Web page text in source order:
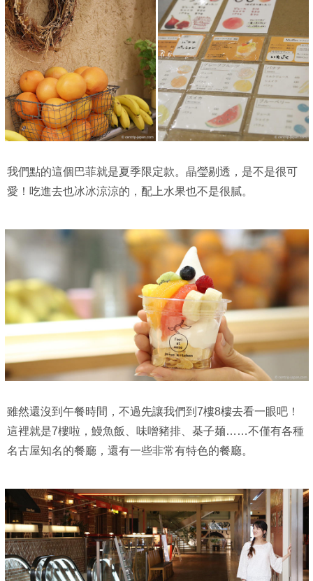
我們點的這個巴菲就是夏季限定款。晶瑩剔透，是不是很可
愛！吃進去也冰冰涼涼的，配上水果也不是很膩。
雖然還沒到午餐時間，不過先讓我們到7樓8樓去看一眼吧！
這裡就是7樓啦，鰻魚飯、味噌豬排、棊子麺……不僅有各種
名古屋知名的餐廳，還有一些非常有特色的餐廳。